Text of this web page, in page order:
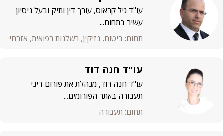
עו"ד גיל קראוס, עורך דין ותיק ובעל ניסיון
עשיר בתחום...
תחום: ביטוח, נזיקין, רשלנות רפואית, אזרחי
עו"ד חנה דוד
עו"ד חנה דוד, מנהלת את פורום דיני
תעבורה באתר הפורומים...
תחום: תעבורה